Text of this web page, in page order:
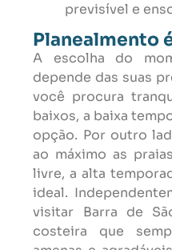
previsível e
Planealmento
A escolha do
depende das suas
você procura
baixos, a baixa
opção. Por outro
ao máximo as
livre, a alta
ideal.
visitar Barra de
costeira que